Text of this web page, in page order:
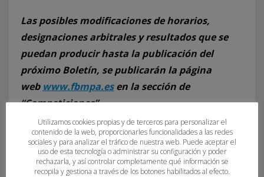
Las posibles modificaciones de horarios,
designaciones arbitrales y resultados que se
puedan producir hasta la publicación del
próximo Boletín, se publicarán la página
web www.fbmpa.esen la sección de
“Competiciones”.
Utilizamos cookies propias y de terceros para personalizar el
contenido de la web, proporcionarles funcionalidades a las redes
sociales y para analizar el tráfico de nuestra web. Puede aceptar el
uso de esta tecnología o administrar su configuración y poder
rechazarla, y así controlar completamente qué información se
recopila y gestiona a través de los botones habilitados al efecto.